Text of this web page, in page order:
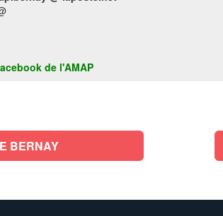
de l'AMAP
BERNAY